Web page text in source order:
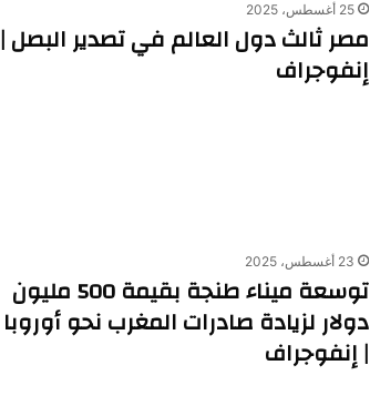
25 أغسطس، 2025
مصر ثالث دول العالم في تصدير البصل |
إنفوجراف
23 أغسطس، 2025
توسعة ميناء طنجة بقيمة 500 مليون
دولار لزيادة صادرات المغرب نحو أوروبا
| إنفوجراف